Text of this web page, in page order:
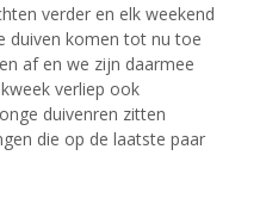
verder en elk weekend
duiven komen tot nu toe
af en we zijn daarmee
verliep ook
duivenren zitten
die op de laatste paar